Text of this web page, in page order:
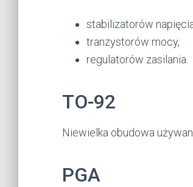
stabilizatorów
tranzystorów mocy,
regulatorów zasilania.
TO-92
Niewielka obudowa
PGA